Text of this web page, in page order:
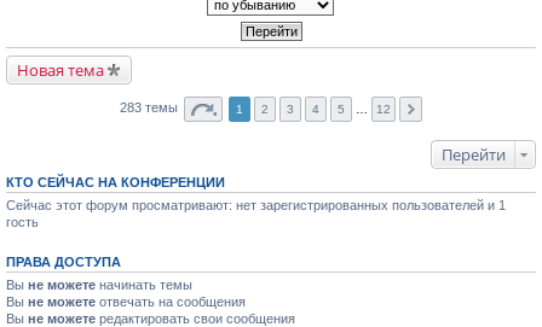
Новая тема
283 темы 1 2 3 4 5 12
Перейти
КТО СЕЙЧАС НА КОНФЕРЕНЦИИ
Сейчас этот форум просматривают: нет зарегистрированных пользователей и 1
гость
ПРАВА ДОСТУПА
Вы не можете начинать темы
Вы не можете отвечать на сообщения
Вы не можете редактировать свои сообщения